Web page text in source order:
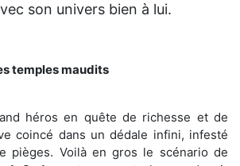
son univers bien à lui.
temples maudits
héros en quête de richesse et de
coincé dans un dédale infini, infesté
pièges. Voilà en gros le scénario de